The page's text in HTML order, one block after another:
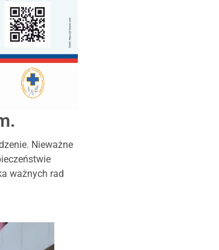
Nieważne
ważnych rad